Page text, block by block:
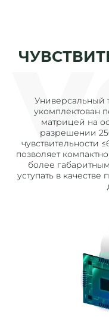
Универсальный
укомплектован
матрицей на
разрешении
чувствительности
позволяет
более
уступать в